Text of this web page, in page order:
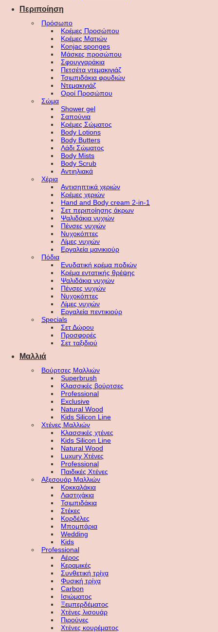
Περιποίηση
Πρόσωπο
Κρέμες Προσώπου
Κρέμες Ματιών
Konjac sponges
Μάσκες προσώπου
Σφουγγαράκια
Πετσέτα ντεμακιγιάζ
Τσιμπιδάκια φρυδιών
Ντεμακιγιάζ
Οροί Προσώπου
Σώμα
Shower gel
Σαπούνια
Κρέμες Σώματος
Body Lotions
Body Butters
Λάδι Σώματος
Body Mists
Body Scrub
Αντιηλιακά
Χέρια
Αντισηπτικά χεριών
Κρέμες χεριών
Hand and Body cream 2-in-1
Σετ περιποίησης άκρων
Ψαλιδάκια νυχιών
Πένσες νυχιών
Νυχοκόπτες
Λίμες νυχιών
Εργαλεία μανικιούρ
Πόδια
Ενυδατική κρέμα ποδιών
Κρέμα εντατικής θρέψης
Ψαλιδάκια νυχιών
Πένσες νυχιών
Νυχοκόπτες
Λίμες νυχιών
Εργαλεία πεντικιούρ
Specials
Σετ Δώρου
Προσφορές
Σετ ταξιδιού
Μαλλιά
Βούρτσες Μαλλιών
Superbrush
Κλασσικές βούρτσες
Professional
Exclusive
Natural Wood
Kids Silicon Line
Χτένες Μαλλιών
Κλασσικές χτένες
Kids Silicon Line
Natural Wood
Luxury Χτένες
Professional
Παιδικές Χτένες
Αξεσουάρ Μαλλιών
Κοκκαλάκια
Λαστιχάκια
Τσιμπιδάκια
Στέκες
Κορδέλες
Μπομπάρια
Wedding
Kids
Professional
Αέρος
Κεραμικές
Συνθετική τρίχα
Φυσική τρίχα
Carbon
Ισιώματος
Ξεμπερδέματος
Χτένες λισουάρ
Πιρούνες
Χτένες κουρέματος